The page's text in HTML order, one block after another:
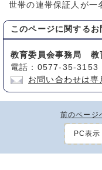
世帯の連帯保証人が一
このページに関する お
教育委員会事務局 教
電話：0577-35-
お問い合わせは専
前のページ
PC表示